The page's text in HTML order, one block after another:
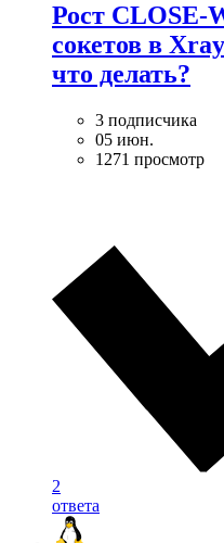
Рост CLOSE-
сокетов в
что делать?
3 подписчика
05 июн.
1271 просмотр
2
ответа